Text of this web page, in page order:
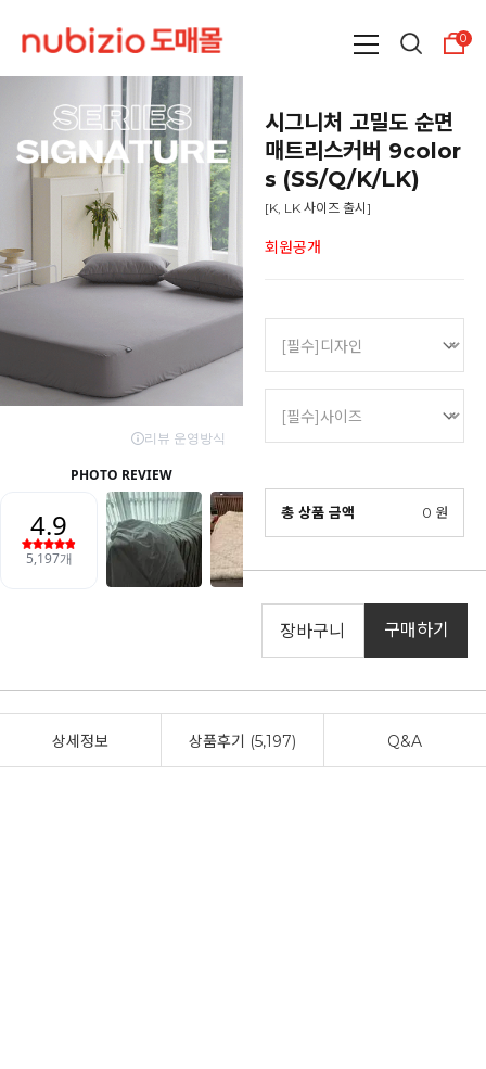
0
시그니처 고밀도 순면
매트리스커버 9color
s (SS/Q/K/LK)
[K, LK 사이즈 출시]
회원공개
총 상품 금액 0 원
장바구니 구매하기
상세정보 상품후기 (5,197) Q&A